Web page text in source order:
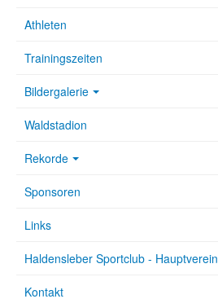
Athleten
Trainingszeiten
Bildergalerie
Waldstadion
Rekorde
Sponsoren
Links
Haldensleber Sportclub - Hauptverein
Kontakt